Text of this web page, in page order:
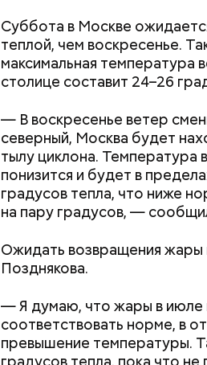
Суббота в Москве
теплой, чем воскресенье.
максимальная температура
столице составит 24–26
— В воскресенье ветер
северный, Москва будет
тылу циклона. Температура
понизится и будет в
градусов тепла, что ниже
на пару градусов, —
Ожидать возвращения жары
Позднякова.
— Я думаю, что жары в июле
соответствовать норме, в
превышение температуры.
Транспортного комплекса
Москвы по вопросам